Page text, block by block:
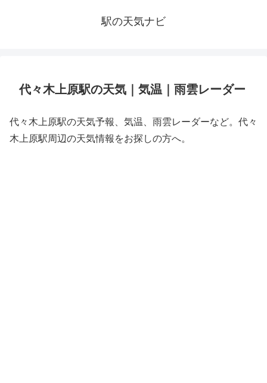
駅の天気ナビ
代々木上原駅の天気｜気温｜雨雲レーダー
代々木上原駅の天気予報、気温、雨雲レーダーなど。代々
木上原駅周辺の天気情報をお探しの方へ。